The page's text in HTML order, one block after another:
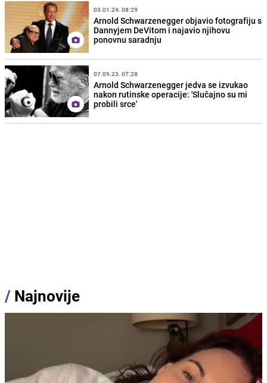
03.01.24. 08:29
Arnold Schwarzenegger objavio fotografiju s
Dannyjem DeVitom i najavio njihovu
ponovnu saradnju
07.09.23. 07:28
Arnold Schwarzenegger jedva se izvukao
nakon rutinske operacije: 'Slučajno su mi
probili srce'
/ Najnovije